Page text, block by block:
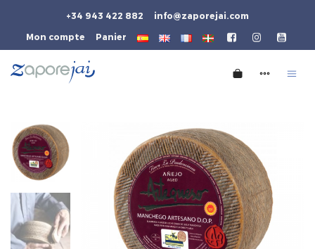
+34 943 422 882 info@zaporejai.com
Mon compte Panier